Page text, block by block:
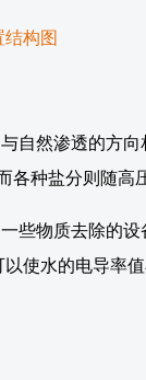
构图
自然渗透的方
种盐分则随高
物质去除的
水的电导率